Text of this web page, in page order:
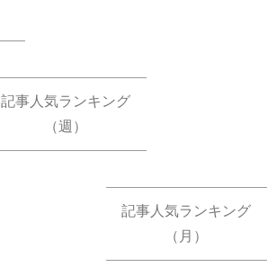
記事人気ランキング
（週）
記事人気ランキング
（月）